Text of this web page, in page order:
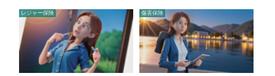
レジャー保険 傷害保険